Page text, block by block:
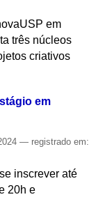
em
três núcleos
criativos
em
— registrado em:
inscrever até
20h e